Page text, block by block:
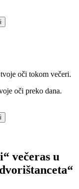
oči tokom večeri.
oči preko dana.
večeras u